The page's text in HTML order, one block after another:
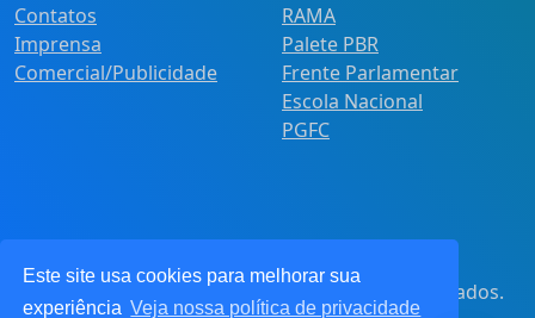
Este site usa cookies para melhorar sua
experiência Veja nossa política de privacidade
Contatos
Imprensa
Comercial/Publicidade
RAMA
Palete PBR
Frente Parlamentar
Escola Nacional
PGFC
Pot&Pracy
. Todos os direitos reservados.